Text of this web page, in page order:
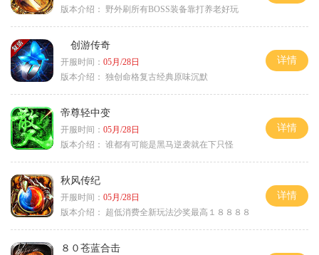
版本介绍：
野外刷所有BOSS装备靠打养老好玩
创游传奇
开服时间： 05月/28日
版本介绍： 独创命格复古经典原味沉默
详情
帝尊轻中变
开服时间： 05月/28日
版本介绍： 谁都有可能是黑马逆袭就在下只怪
详情
秋风传纪
开服时间： 05月/28日
版本介绍：
超低消费全新玩法沙奖最高１８８８８
详情
８０苍蓝合击